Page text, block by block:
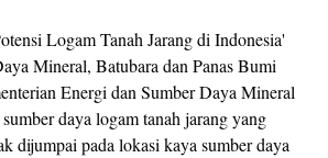
Logam Tanah Jarang di Indonesia'
Mineral, Batubara dan Panas Bumi
Energi dan Sumber Daya Mineral
daya logam tanah jarang yang
dijumpai pada lokasi kaya sumber daya